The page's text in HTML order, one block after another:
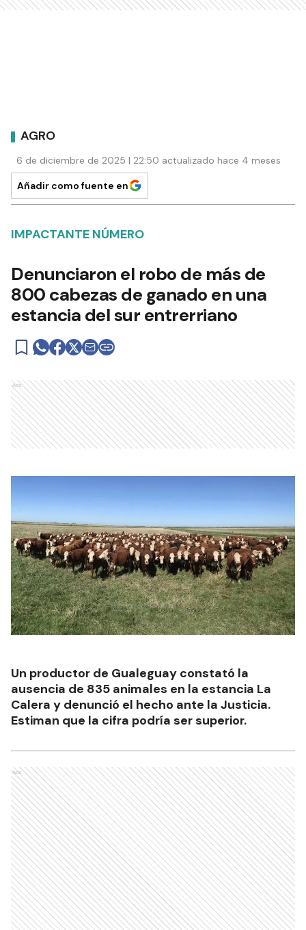
AGRO
6 de diciembre de 2025 | 22:50 actualizado hace 4 meses
Añadir como fuente en
IMPACTANTE NÚMERO
Denunciaron el robo de más de
800 cabezas de ganado en una
estancia del sur entrerriano
Ads
Un productor de Gualeguay constató la
ausencia de 835 animales en la estancia La
Calera y denunció el hecho ante la Justicia.
Estiman que la cifra podría ser superior.
Ads